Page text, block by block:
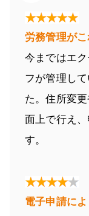
労務管理が
今まではエ
フが管理し
た。住所変
面上で行え
す。
電子申請に